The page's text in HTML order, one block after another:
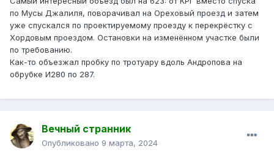
по Мусы Джалиля, поворачивал на Ореховый проезд и затем
уже спускался по проектируемому проезду к перекрёстку с
Хордовым проездом. Остановки на изменённом участке были
по требованию.
Как-то объезжал пробку по тротуару вдоль Андропова на
обрубке И280 по 287.
Вечный странник
Опубликовано 9 марта, 2024